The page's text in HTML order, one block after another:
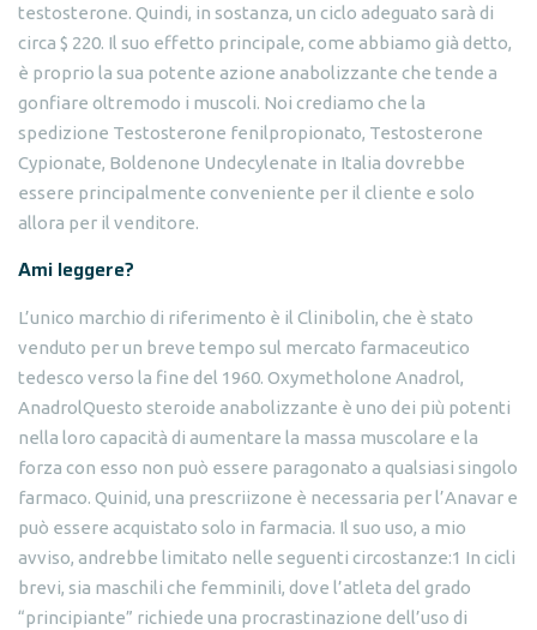
testosterone. Quindi, in sostanza, un ciclo adeguato sarà di
circa $ 220. Il suo effetto principale, come abbiamo già detto,
è proprio la sua potente azione anabolizzante che tende a
gonfiare oltremodo i muscoli. Noi crediamo che la
spedizione Testosterone fenilpropionato, Testosterone
Cypionate, Boldenone Undecylenate in Italia dovrebbe
essere principalmente conveniente per il cliente e solo
allora per il venditore.
Ami leggere?
L’unico marchio di riferimento è il Clinibolin, che è stato
venduto per un breve tempo sul mercato farmaceutico
tedesco verso la fine del 1960. Oxymetholone Anadrol,
AnadrolQuesto steroide anabolizzante è uno dei più potenti
nella loro capacità di aumentare la massa muscolare e la
forza con esso non può essere paragonato a qualsiasi singolo
farmaco. Quinid, una prescriizone è necessaria per l’Anavar e
può essere acquistato solo in farmacia. Il suo uso, a mio
avviso, andrebbe limitato nelle seguenti circostanze:1 In cicli
brevi, sia maschili che femminili, dove l’atleta del grado
“principiante” richiede una procrastinazione dell’uso di